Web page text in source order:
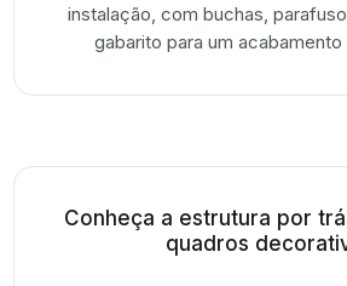
instalação, com buchas,
gabarito para um
Conheça a estrutura por
quadros